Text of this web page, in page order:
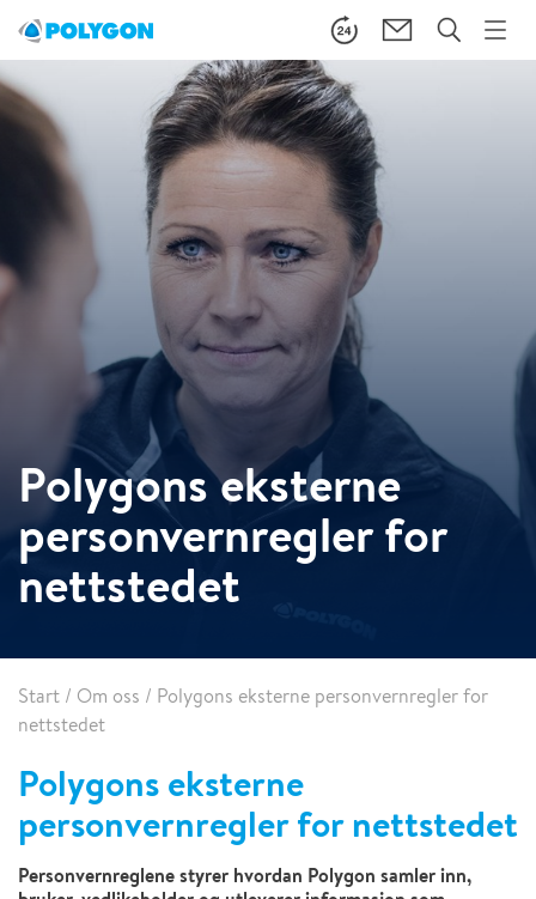
Polygons eksterne
personvernregler for
nettstedet
Start / Om oss / Polygons eksterne personvernregler for
nettstedet
Polygons eksterne
personvernregler for nettstedet
Personvernreglene styrer hvordan Polygon samler inn,